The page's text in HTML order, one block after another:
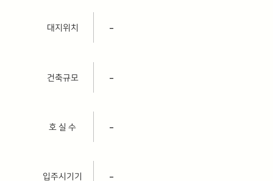
대지위치 –
건축규모 –
호 실 수 –
입주시기기 –